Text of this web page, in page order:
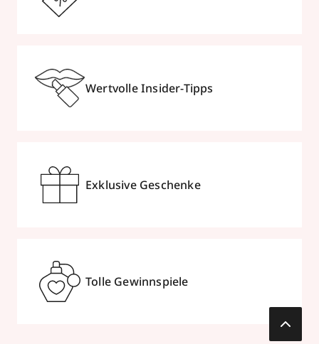
Wertvolle Insider-Tipps
Exklusive Geschenke
Tolle Gewinnspiele